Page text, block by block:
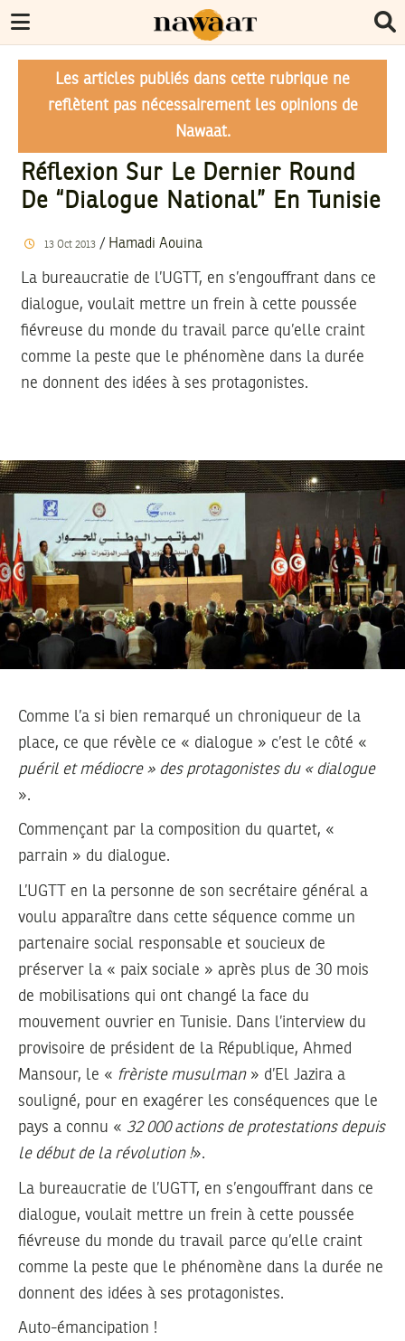
Les articles publiés dans cette rubrique ne
reflètent pas nécessairement les opinions de
Nawaat.
Réflexion Sur Le Dernier Round
De “dialogue National” En Tunisie
13 Oct 2013/ Hamadi Aouina
La bureaucratie de l’UGTT, en s’engouffrant dans ce
dialogue, voulait mettre un frein à cette poussée
fiévreuse du monde du travail parce qu’elle craint
comme la peste que le phénomène dans la durée
ne donnent des idées à ses protagonistes.
Comme l’a si bien remarqué un chroniqueur de la
place, ce que révèle ce « dialogue » c’est le côté «
puéril et médiocre » des protagonistes du « dialogue
».
Commençant par la composition du quartet, «
parrain » du dialogue.
L’UGTT en la personne de son secrétaire général a
voulu apparaître dans cette séquence comme un
partenaire social responsable et soucieux de
préserver la « paix sociale » après plus de 30 mois
de mobilisations qui ont changé la face du
mouvement ouvrier en Tunisie. Dans l’interview du
provisoire de président de la République, Ahmed
Mansour, le « frèriste musulman» d’El Jazira a
souligné, pour en exagérer les conséquences que le
pays a connu « 32 000 actions de protestations depuis
le début de la révolution !».
La bureaucratie de l’UGTT, en s’engouffrant dans ce
dialogue, voulait mettre un frein à cette poussée
fiévreuse du monde du travail parce qu’elle craint
comme la peste que le phénomène dans la durée ne
donnent des idées à ses protagonistes.
Auto-émancipation !